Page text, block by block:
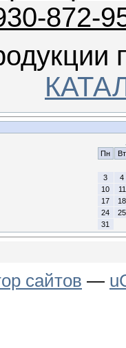
872-
Пн
Вт
3
4
10
11
17
18
24
25
31
сайтов —